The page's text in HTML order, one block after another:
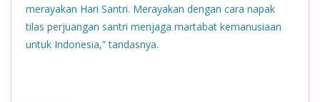
merayakan Hari Santri. Merayakan dengan cara napak
tilas perjuangan santri menjaga martabat kemanusiaan
untuk Indonesia,” tandasnya.